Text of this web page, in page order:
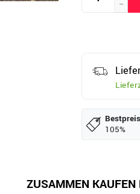
105%
ZUSAMMEN